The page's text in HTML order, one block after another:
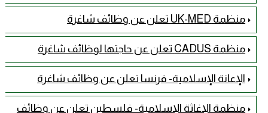
منظمة UK-MED تعلن عن وظائف شاغرة
منظمة CADUS تعلن عن حاجتها لوظائف شاغرة
الإعانة الإسلامية- فرنسا تعلن عن وظائف شاغرة
منظمة الإغاثة الإسلامية- فلسطين تعلن عن وظائف